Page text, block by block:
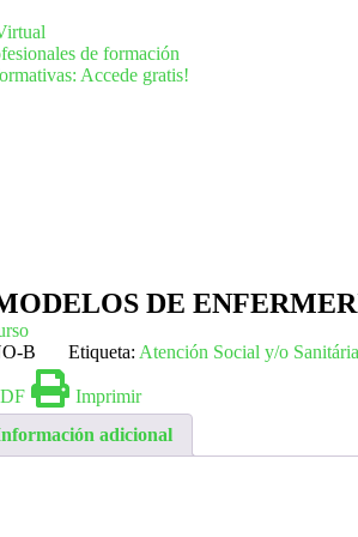
de formación
Accede gratis!
DE
B Etiqueta: Atención Social y/o Sanitária
Imprimir
adicional